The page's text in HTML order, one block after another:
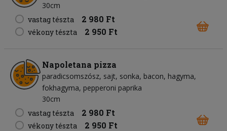
30cm
vastag tészta
2 980 Ft
vékony tészta 2 950 Ft
Napoletana pizza
paradicsomszósz sajt sonka bacon hagyma
fokhagyma pepperoni paprika
30cm
vastag tészta
2 980 Ft
vékony tészta 2 950 Ft